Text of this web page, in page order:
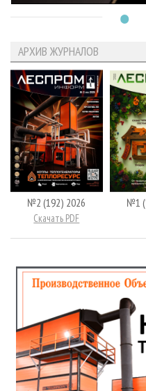
АРХИВ ЖУРНАЛОВ
№2 (192) 2026
Скачать PDF
№1